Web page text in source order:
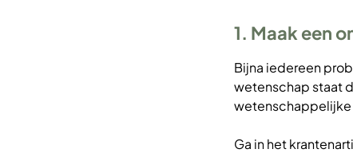
1. Maak een
Bijna iedereen
wetenschap staat
wetenschappelijke
Ga in het